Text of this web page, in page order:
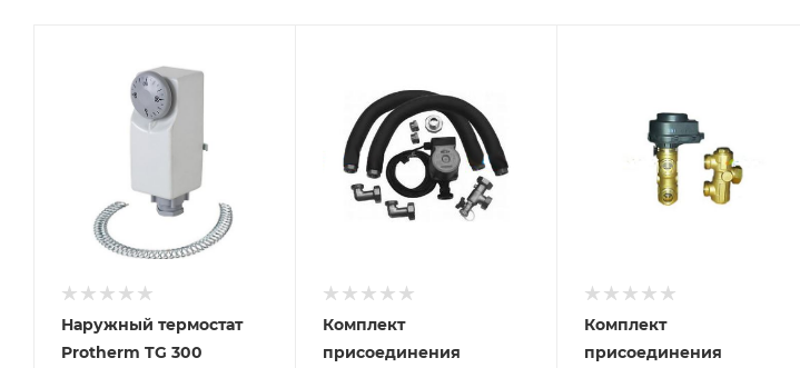
Наружный термостат
Protherm TG 300
Комплект
присоединения
Комплект
присоединения